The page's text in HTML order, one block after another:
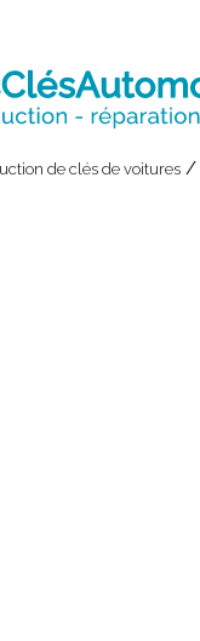
de clés de voitures /